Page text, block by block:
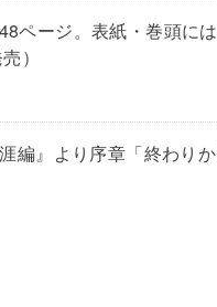
ページ。表紙・巻頭
）
』より序章「終わりか